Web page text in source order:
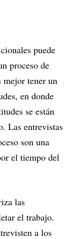
puede
proceso de
mejor tener un
en donde
se están
Las entrevistas
son una
el tiempo del
las
el trabajo.
a los